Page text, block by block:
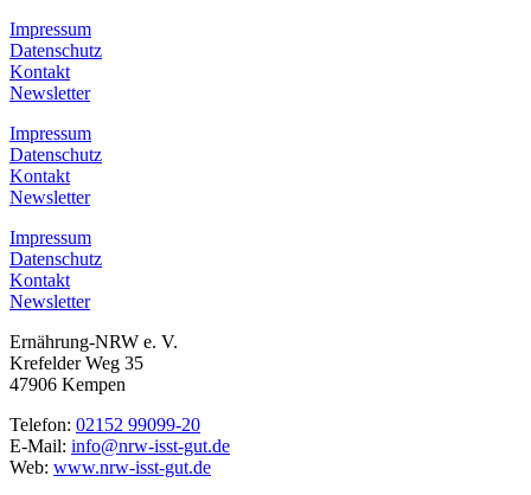
Impressum
Datenschutz
Kontakt
Newsletter
Impressum
Datenschutz
Kontakt
Newsletter
Impressum
Datenschutz
Kontakt
Newsletter
Ernährung-NRW e. V.
Krefelder Weg 35
47906 Kempen
Telefon: 02152 99099-20
E-Mail: info@nrw-isst-gut.de
Web: www.nrw-isst-gut.de